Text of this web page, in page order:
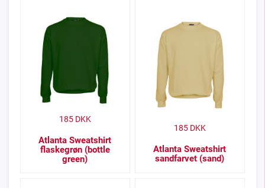
Atlanta Sweatshirt
flaskegrøn (bottle
green)
185DKK
Atlanta Sweatshirt
sandfarvet (sand)
185DKK